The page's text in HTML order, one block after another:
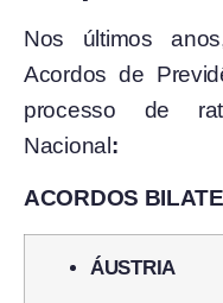
Nos últimos
Acordos de
processo de
Nacional:
ACORDOS
ÁUSTRIA